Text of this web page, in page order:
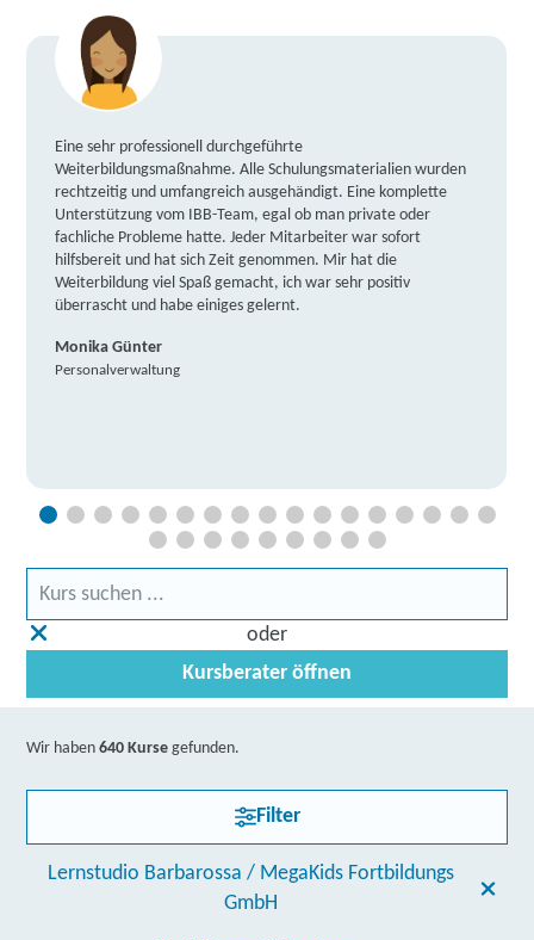
Eine sehr professionell durchgeführte
Weiterbildungsmaßnahme. Alle Schulungsmaterialien wurden
rechtzeitig und umfangreich ausgehändigt. Eine komplette
Unterstützung vom IBB-Team, egal ob man private oder
fachliche Probleme hatte. Jeder Mitarbeiter war sofort
hilfsbereit und hat sich Zeit genommen. Mir hat die
Weiterbildung viel Spaß gemacht, ich war sehr positiv
überrascht und habe einiges gelernt.
Monika Günter
Personalverwaltung
oder
Kursberater öffnen
Wir haben640 Kurse gefunden.
Filter
Lernstudio Barbarossa / MegaKids Fortbildungs
GmbH